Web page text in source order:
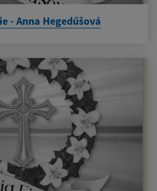
- Anna Hegedűšová